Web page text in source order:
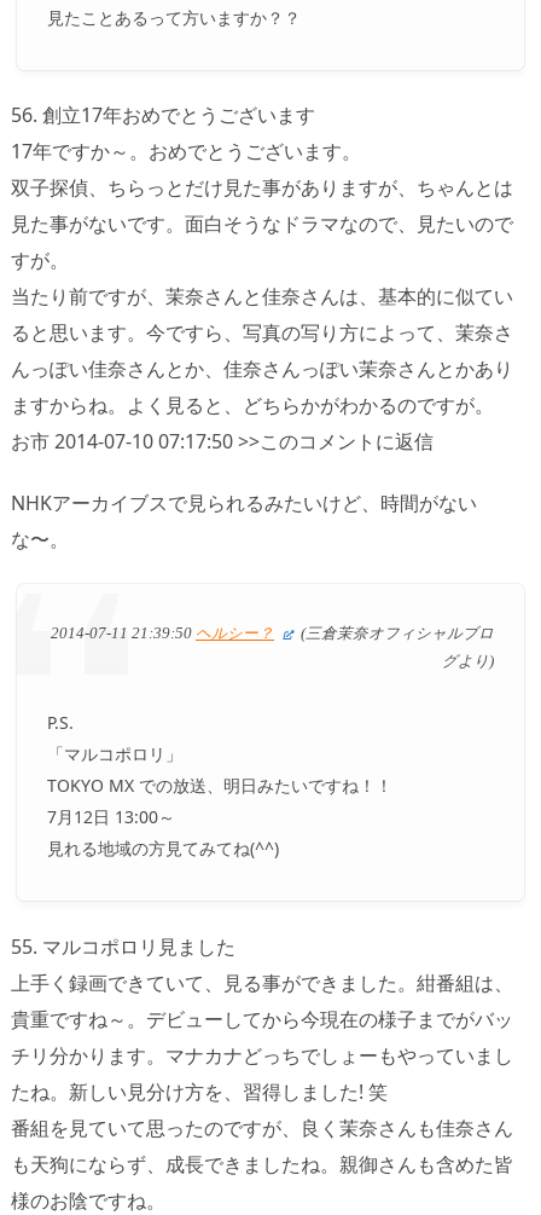
見たことあるって方いますか？？
56. 創立17年おめでとうございます
17年ですか～。おめでとうございます。
双子探偵、ちらっとだけ見た事がありますが、ちゃんとは
見た事がないです。面白そうなドラマなので、見たいので
すが。
当たり前ですが、茉奈さんと佳奈さんは、基本的に似てい
ると思います。今ですら、写真の写り方によって、茉奈さ
んっぽい佳奈さんとか、佳奈さんっぽい茉奈さんとかあり
ますからね。よく見ると、どちらかがわかるのですが。
お市 2014-07-10 07:17:50 >>このコメントに返信
NHKアーカイブスで見られるみたいけど、時間がない
な〜。
2014-07-11 21:39:50 ヘルシー？
(三倉茉奈オフィシャルブロ
グより)
P.S.
「マルコポロリ」
TOKYO MX での放送、明日みたいですね！！
7月12日 13:00～
見れる地域の方見てみてね(^^)
55. マルコポロリ見ました
上手く録画できていて、見る事ができました。紺番組は、
貴重ですね～。デビューしてから今現在の様子までがバッ
チリ分かります。マナカナどっちでしょーもやっていまし
たね。新しい見分け方を、習得しました! 笑
番組を見ていて思ったのですが、良く茉奈さんも佳奈さん
も天狗にならず、成長できましたね。親御さんも含めた皆
様のお陰ですね。